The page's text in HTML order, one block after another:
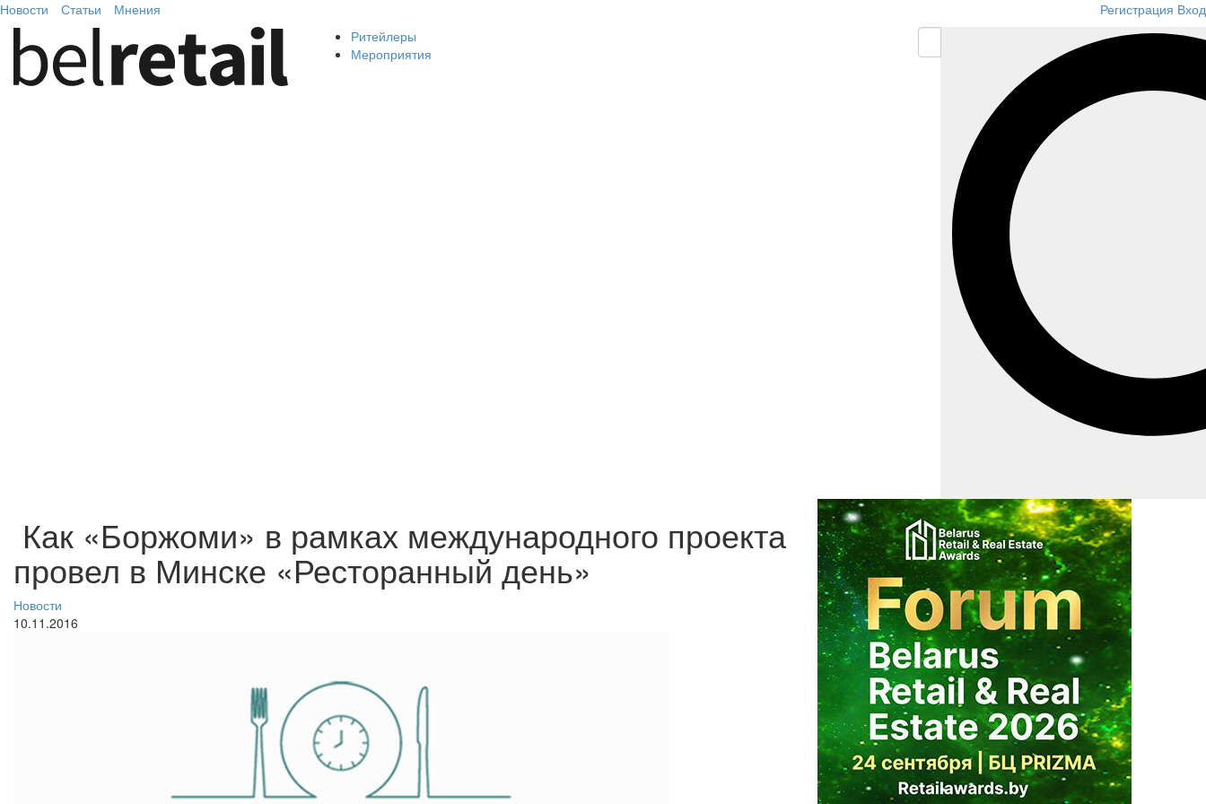
Новости Статьи Мнения Регистрация Вход
Ритейлеры
Мероприятия
Как «Боржоми» в рамках международного проекта
провел в Минске «Ресторанный день»
Новости
10.11.2016